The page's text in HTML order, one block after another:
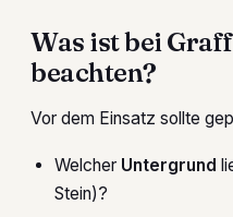
Was ist bei
beachten?
Vor dem Einsatz sollte
Welcher Untergrund
Stein)?